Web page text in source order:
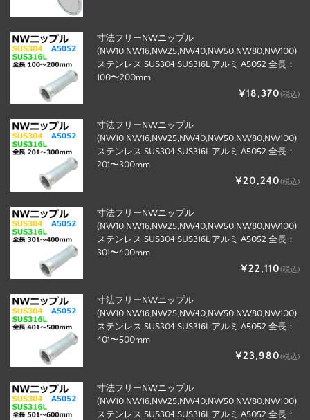
寸法フリーNWニップル
(NW10,NW16,NW25,NW40,NW50,NW80,NW100)
ステンレス SUS304 SUS316L アルミ A5052 全長：
100〜200mm
¥18,370(税込)
寸法フリーNWニップル
(NW10,NW16,NW25,NW40,NW50,NW80,NW100)
ステンレス SUS304 SUS316L アルミ A5052 全長：
201〜300mm
¥20,240(税込)
寸法フリーNWニップル
(NW10,NW16,NW25,NW40,NW50,NW80,NW100)
ステンレス SUS304 SUS316L アルミ A5052 全長：
301〜400mm
¥22,110(税込)
寸法フリーNWニップル
(NW10,NW16,NW25,NW40,NW50,NW80,NW100)
ステンレス SUS304 SUS316L アルミ A5052 全長：
401〜500mm
¥23,980(税込)
寸法フリーNWニップル
(NW10,NW16,NW25,NW40,NW50,NW80,NW100)
ステンレス SUS304 SUS316L アルミ A5052 全長：